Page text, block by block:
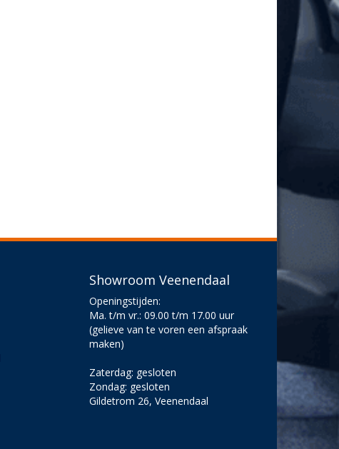
Showroom Veenendaal
Openingstijden:
Ma. t/m vr.: 09.00 t/m 17.00 uur
(gelieve van te voren een afspraak
maken)
Zaterdag: gesloten
Zondag: gesloten
Gildetrom 26, Veenendaal